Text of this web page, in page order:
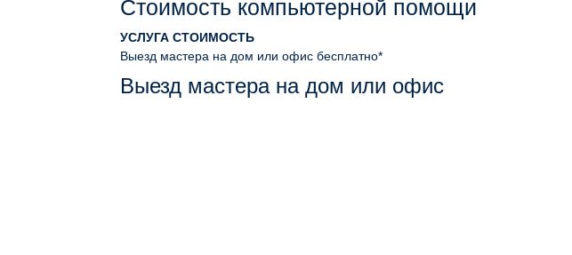
Стоимость компьютерной помощи
УСЛУГА СТОИМОСТЬ
Выезд мастера на дом или офис бесплатно*
Выезд мастера на дом или офис